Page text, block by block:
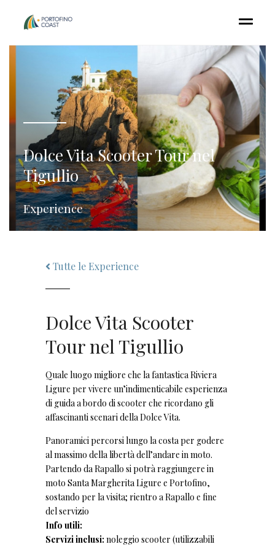
Dolce Vita Scooter Tour nel
Tigullio
Experience
Tutte le Experience
Dolce Vita Scooter
Tour nel Tigullio
Quale luogo migliore che la fantastica Riviera
Ligure per vivere un’indimenticabile esperienza
di guida a bordo di scooter che ricordano gli
affascinanti scenari della Dolce Vita.
Panoramici percorsi lungo la costa per godere
al massimo della libertà dell’andare in moto.
Partendo da Rapallo si potrà raggiungere in
moto Santa Margherita Ligure e Portofino,
sostando per la visita; rientro a Rapallo e fine
del servizio
Info utili:
Servizi inclusi: noleggio scooter (utilizzabili